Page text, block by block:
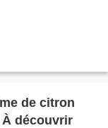
de citron
découvrir